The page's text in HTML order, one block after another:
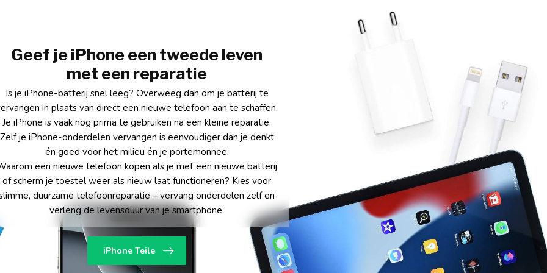
Geef je iPhone een tweede leven
met een reparatie
Is je iPhone-batterij snel leeg? Overweeg dan om je batterij te
in plaats van direct een nieuwe telefoon aan te schaffen.
Je iPhone is vaak nog prima te gebruiken na een kleine reparatie.
Zelf je iPhone-onderdelen vervangen is eenvoudiger dan je denkt
én goed voor het milieu én je portemonnee.
een nieuwe telefoon kopen als je met een nieuwe batterij
of scherm je toestel weer als nieuw laat functioneren? Kies voor
duurzame telefoonreparatie – vervang onderdelen zelf en
verleng de levensduur van je smartphone.
iPhone Teile